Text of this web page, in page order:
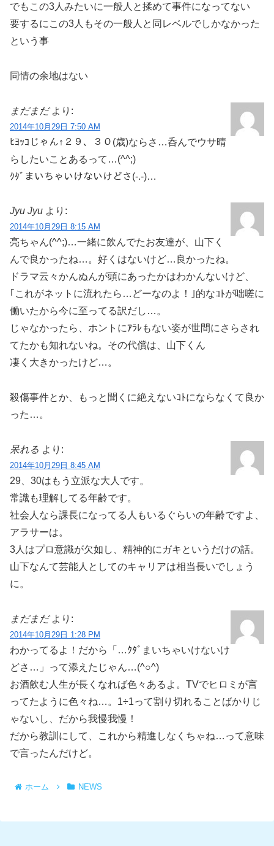
でもこの3人みたいに一般人と揉めて事件になってない
要するにこの3人もその一般人と同レベルでしかなかった
という事
同情の余地はない
まだまだ より:
2014年10月29日 7:50 AM
ﾋﾖｯｺじゃん↑２９、３０(歳)ならさ…呑んでウサ晴
らしたいことあるって…(^^;)
ｸﾀﾞまいちゃいけないけどさ(-.-)…
Jyu Jyu より:
2014年10月29日 8:15 AM
亮ちゃん(^^;)…一緒に飲んでたお友達が、山下く
んで良かったね…。好くはないけど…良かったね。
ドラマ云々かんぬんが頭にあったかはわかんないけど、
｢これがネットに流れたら…どーなのよ！｣的なｺﾄが咄嗟に
働いたから今に至ってる訳だし…。
じゃなかったら、ホントにｱﾗﾚもない姿が世間にさらされ
てたかも知れないね。その代償は、山下くん
凄く大きかったけど…。
殺傷事件とか、もっと聞くに絶えないｺﾄにならなくて良か
った…。
呆れる より:
2014年10月29日 8:45 AM
29、30はもう立派な大人です。
常識も理解してる年齢です。
社会人なら課長になってる人もいるぐらいの年齢ですよ、
アラサーは。
3人はプロ意識が欠如し、精神的にガキというだけの話。
山下なんて芸能人としてのキャリアは相当長いでしょう
に。
まだまだ より:
2014年10月29日 1:28 PM
わかってるよ！だから「…ｸﾀﾞまいちゃいけないけ
どさ…」って添えたじゃん…(^○^)
お酒飲む人生が長くなれば色々あるよ。TVでヒロミが言
ってたように色々ね…。1÷1って割り切れることばかりじ
ゃないし、だから我慢我慢！
だから教訓にして、これから精進しなくちゃね…って意味
で言ったんだけど。
ホーム NEWS